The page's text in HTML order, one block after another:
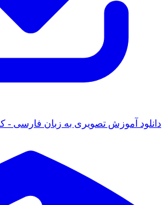
آموزش تصویری به زبان فارسی -